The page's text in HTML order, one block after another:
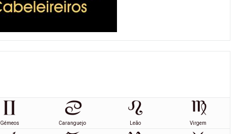
Gémeos Caranguejo Leão Virgem